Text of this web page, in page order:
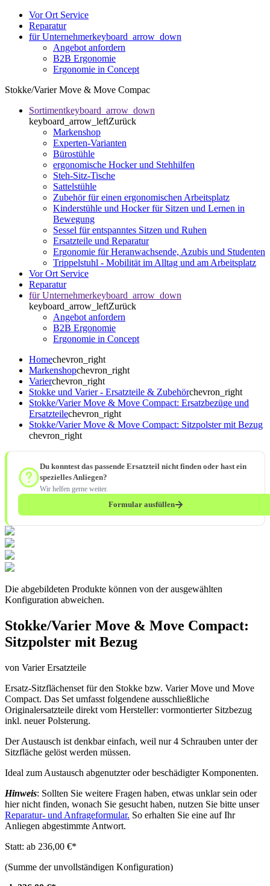
Vor Ort Service
Reparatur
für Unternehmerkeyboard_arrow_down
Angebot anfordern
B2B Ergonomie
Ergonomie in Concept
Stokke/Varier Move & Move Compac
Sortimentkeyboard_arrow_down
keyboard_arrow_leftZurück
Markenshop
Experten-Varianten
Bürostühle
ergonomische Hocker und Stehhilfen
Steh-Sitz-Tische
Sattelstühle
Zubehör für einen ergonomischen Arbeitsplatz
Kinderstühle und Hocker für Sitzen und Lernen in
Bewegung
Sessel für entspanntes Sitzen und Ruhen
Ersatzteile und Reparatur
Ergonomie für Heranwachsende, Azubis und Studenten
Trippelstuhl - Mobilität im Alltag und am Arbeitsplatz
Vor Ort Service
Reparatur
für Unternehmerkeyboard_arrow_down
keyboard_arrow_leftZurück
Angebot anfordern
B2B Ergonomie
Ergonomie in Concept
Homechevron_right
Markenshopchevron_right
Varierchevron_right
Stokke und Varier - Ersatzteile & Zubehörchevron_right
Stokke/Varier Move & Move Compact: Ersatzbezüge und
Ersatzteilechevron_right
Stokke/Varier Move & Move Compact: Sitzpolster mit Bezug
chevron_right
Du konntest das passende Ersatzteil nicht finden oder hast ein
spezielles Anliegen?
Wir helfen gerne weiter.
Formular ausfüllen
Die abgebildeten Produkte können von der ausgewählten
Konfiguration abweichen.
Stokke/Varier Move & Move Compact:
Sitzpolster mit Bezug
von Varier Ersatzteile
Ersatz-Sitzflächenset für den Stokke bzw. Varier Move und Move
Compact. Das Set umfasst folgendene ausschließliche
Originalersatzteile direkt vom Hersteller: vormontierter Sitzbezug
inkl. neuer Polsterung.
Der Austausch ist denkbar einfach, weil nur 4 Schrauben unter der
Sitzfläche gelöst werden müssen.
Ideal zum Austausch abgenutzter oder beschädigter Komponenten.
Hinweis: Sollten Sie weitere Fragen haben, etwas unklar sein oder
hier nicht finden, wonach Sie gesucht haben, nutzen Sie bitte unser
Reparatur- und Anfrageformular. So erhalten Sie eine auf Ihr
Anliegen abgestimmte Antwort.
Statt: ab 236,00 €*
(Summe der unvollständigen Konfiguration)